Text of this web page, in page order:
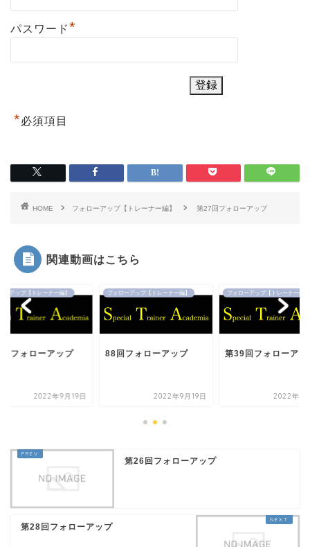
パスワード*
*必須項目
HOME フォローアップ【トレーナー編】 第27回フォローアップ
関連動画はこちら
ーアップ【トレーナー編】
フォローアップ
2022年9月19日
フォローアップ【トレーナー編】
88回フォローアップ
2022年9月19日
フォローアップ【トレーナー編】
第39回フォローアッ
2022年9
第26回フォローアップ
第28回フォローアップ